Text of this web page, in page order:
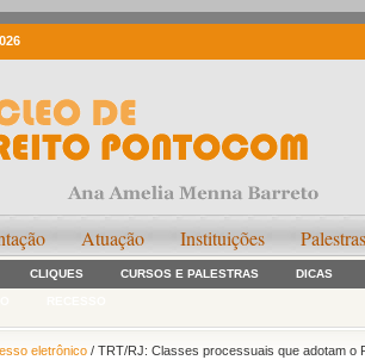
Atuação Instituições Palestras
CLIQUES CURSOS E PALESTRAS DICAS
eletrônico / TRT/RJ: Classes processuais que adotam o